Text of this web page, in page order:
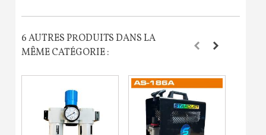
6 AUTRES PRODUITS DANS LA
MÊME CATÉGORIE :